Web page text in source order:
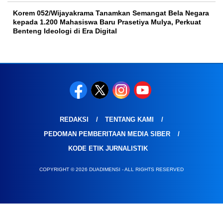
Korem 052/Wijayakrama Tanamkan Semangat Bela Negara
kepada 1.200 Mahasiswa Baru Prasetiya Mulya, Perkuat
Benteng Ideologi di Era Digital
REDAKSI
TENTANG KAMI
PEDOMAN PEMBERITAAN MEDIA SIBER
KODE ETIK JURNALISTIK
COPYRIGHT © 2026 DUADIMENSI - ALL RIGHTS RESERVED